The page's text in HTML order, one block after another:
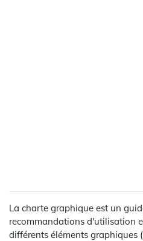
La charte graphique est un
recommandations d'utilisation
différents éléments graphiques